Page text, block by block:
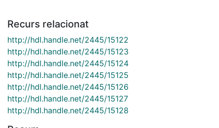
Recurs relacionat
http://hdl.handle.net/2445/15122
http://hdl.handle.net/2445/15123
http://hdl.handle.net/2445/15124
http://hdl.handle.net/2445/15125
http://hdl.handle.net/2445/15126
http://hdl.handle.net/2445/15127
http://hdl.handle.net/2445/15128